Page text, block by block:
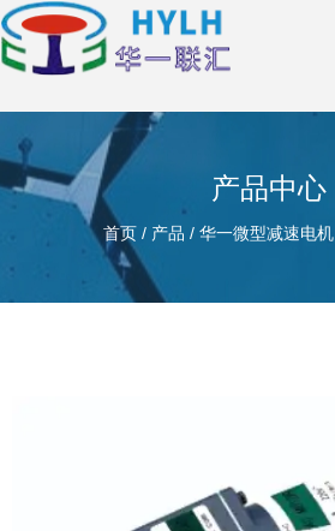
产品中心
首页 / 产品 / 华一微型减速电机